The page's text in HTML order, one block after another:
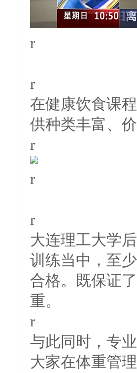
r
r
在健康饮食课
供种类丰富、
r
r
r
大连理工大学
训练当中，至
合格。既保证
重。
r
与此同时，专
大家在体重管